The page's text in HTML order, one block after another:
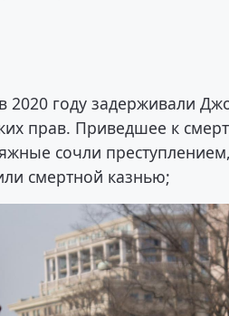
2020 году задерживали
прав. Приведшее к
сочли
смертной казнью;